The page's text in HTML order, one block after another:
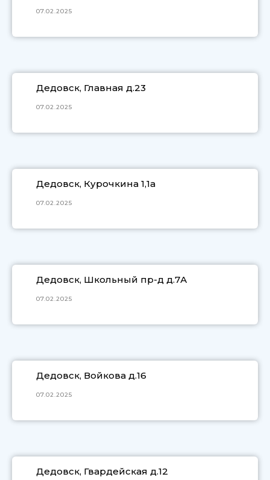
07.02.2025
Дедовск, Главная д.23
07.02.2025
Дедовск, Курочкина 1,1а
07.02.2025
Дедовск, Школьный пр-д д.7А
07.02.2025
Дедовск, Войкова д.16
07.02.2025
Дедовск, Гвардейская д.12